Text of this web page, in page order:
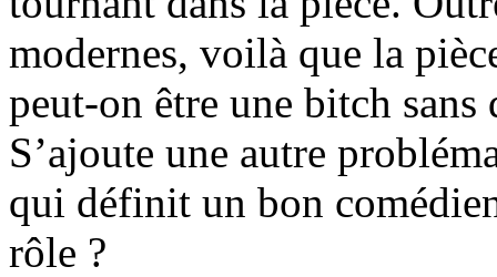
modernes, voilà que la
peut-on être une bitch sans
S’ajoute une autre
qui définit un bon
rôle ?